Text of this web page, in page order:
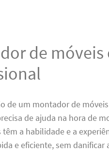
de móveis
de um montador de
de ajuda na hora de
a habilidade e a
e eficiente, sem danificar